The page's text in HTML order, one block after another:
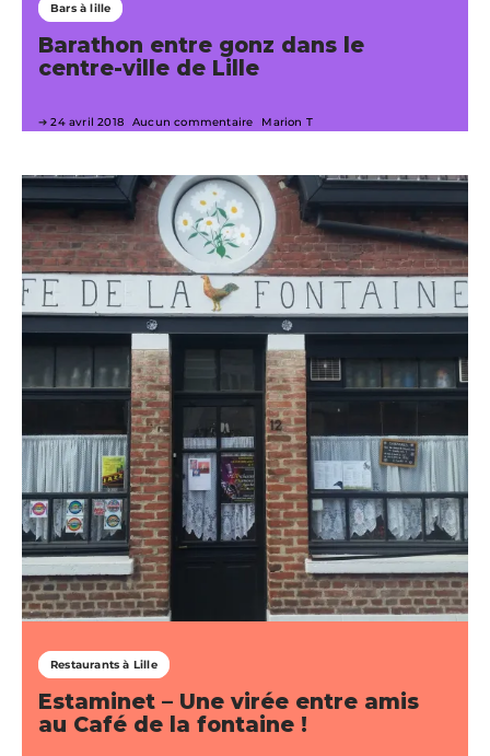
Bars à lille
Barathon entre gonz dans le
centre-ville de Lille
24 avril 2018 Aucun commentaire Marion T
Restaurants à Lille
Estaminet – Une virée entre amis
au Café de la fontaine !